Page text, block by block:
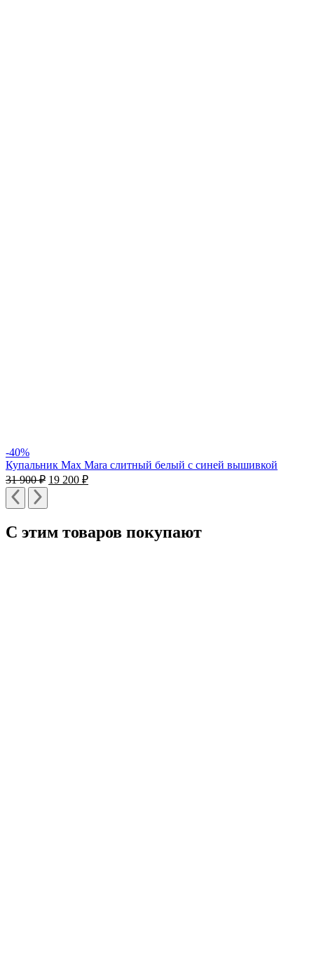
-40%
Купальник Max Mara слитный белый с синей вышивкой
31 900₽ 19 200 ₽
С этим товаров покупают